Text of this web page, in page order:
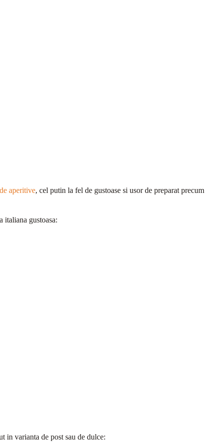
aperitive, cel putin la fel de gustoase si usor de preparat precum
italiana gustoasa:
in varianta de post sau de dulce: